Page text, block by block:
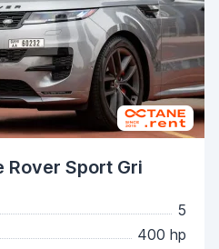
Rover Sport Gri
5
400 hp